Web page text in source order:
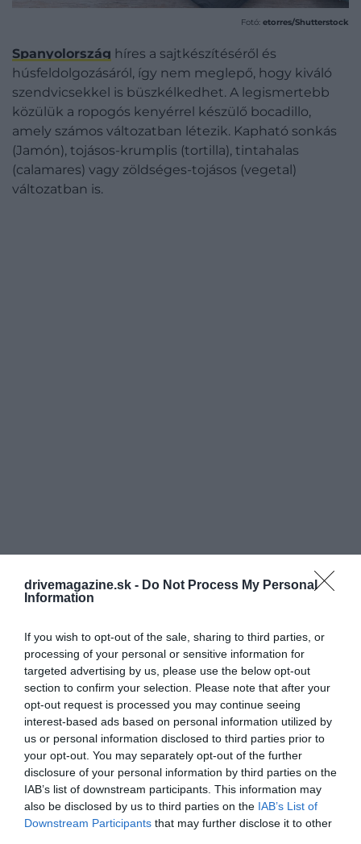
drivemagazine.sk - Do Not Process My Personal
Information
If you wish to opt-out of the sale, sharing to third parties, or
processing of your personal or sensitive information for
targeted advertising by us, please use the below opt-out
section to confirm your selection. Please note that after your
opt-out request is processed you may continue seeing
interest-based ads based on personal information utilized by
us or personal information disclosed to third parties prior to
your opt-out. You may separately opt-out of the further
disclosure of your personal information by third parties on the
IAB’s list of downstream participants. This information may
also be disclosed by us to third parties on the IAB’s List of
Downstream Participants that may further disclose it to other
Fotó: etorres/Shutterstock
Spanyolország híres a sajtkészítéséről és
húsfeldolgozásáról, így nem meglepő, hogy kiváló
szendvicsekkel is büszkélkedhet. A legismertebb
közülük a ropogós kenyérrel készülő bocadillo,
amely számos változatban létezik. Kapható sonkás
(Jamón), tojásos-krumplis (tortilla), tintahalas
(calamares) vagy zöldséges-tojásos (vegetal)
változatban is.
Ezt is olvasd el!Itt a piknikezés ideje, amiről
nem hiányozhat a klubszendvics
GATSBY – DÉL-AFRIKAI
KÖZTÁRSASÁG